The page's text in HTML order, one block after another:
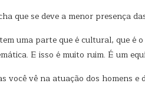
que se deve a menor presença
uma parte que é cultural, que é
E isso é muito ruim. É um
você vê na atuação dos homens